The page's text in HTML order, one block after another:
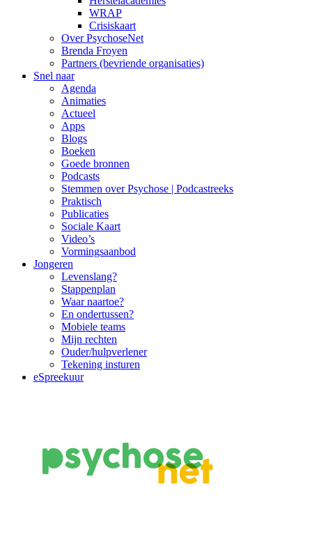
WRAP
Crisiskaart
Over PsychoseNet
Brenda Froyen
Partners (bevriende organisaties)
Snel naar
Agenda
Animaties
Actueel
Apps
Blogs
Boeken
Goede bronnen
Podcasts
Stemmen over Psychose | Podcastreeks
Praktisch
Publicaties
Sociale Kaart
Video’s
Vormingsaanbod
Jongeren
Levenslang?
Stappenplan
Waar naartoe?
En ondertussen?
Mobiele teams
Mijn rechten
Ouder/hulpverlener
Tekening insturen
eSpreekuur